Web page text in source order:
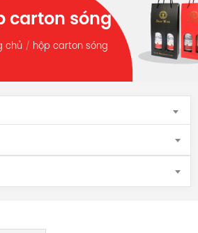
carton sóng
chủ hộp carton sóng